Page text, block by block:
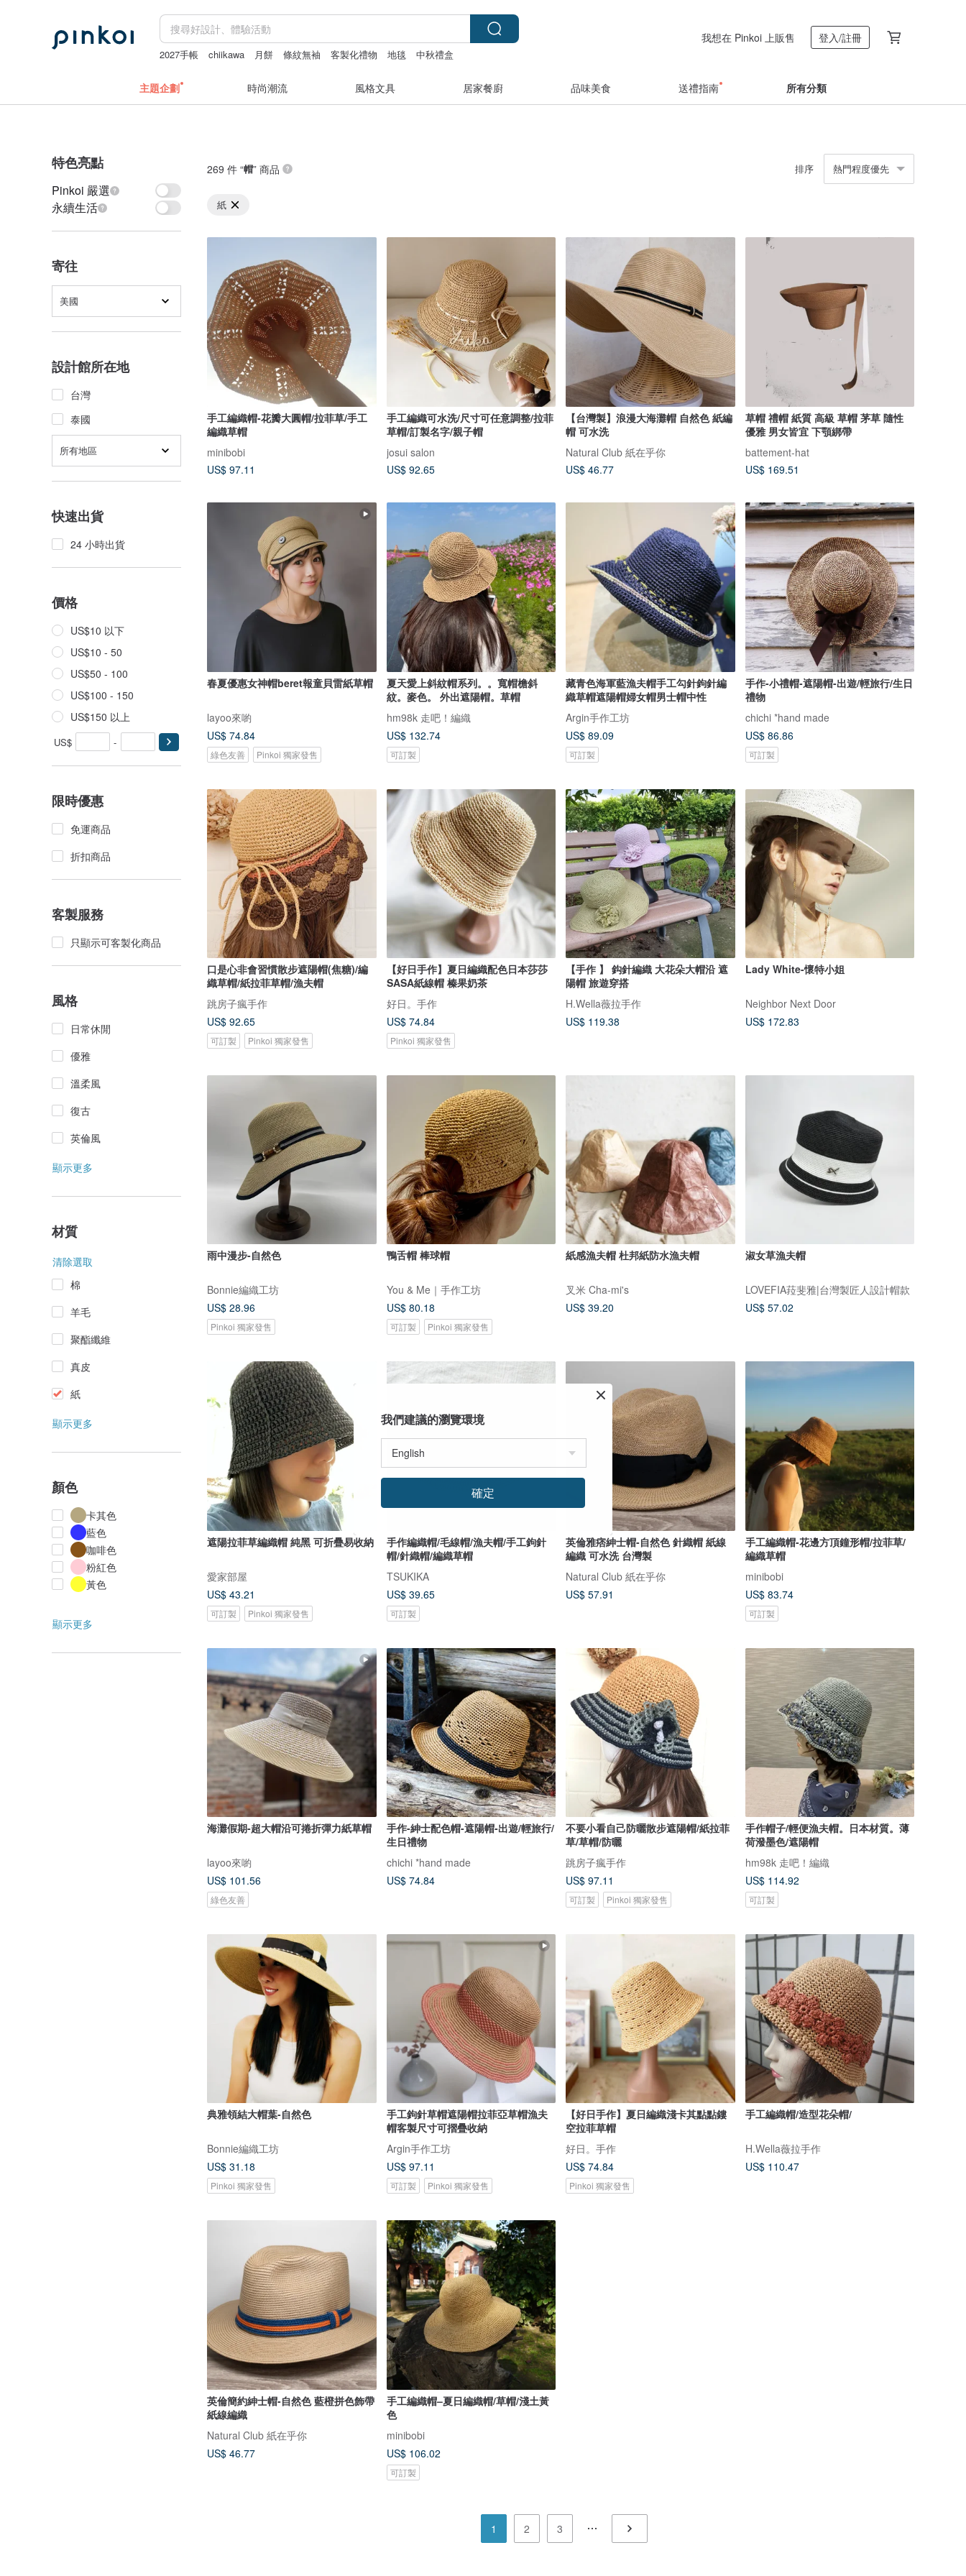
2027手帳 chiikawa 月餅 條紋無袖 客製化禮物 地毯
中秋禮盒
我想在 Pinkoi 上販售 登入/註冊
主題企劃 時尚潮流 風格文具 居家餐廚 品味美食 送禮指南 所有分類
特色亮點
Pinkoi 嚴選
永續生活
寄往
美國
設計館所在地
台灣
泰國
所有地區
快速出貨
24 小時出貨
價格
US$10 以下
US$10 - 50
US$50 - 100
US$100 - 150
US$150 以上
US$ -
限時優惠
免運商品
折扣商品
客製服務
只顯示可客製化商品
風格
日常休閒
優雅
溫柔風
復古
英倫風
顯示更多
材質
清除選取
棉
羊毛
聚酯纖維
真皮
紙
顯示更多
顏色
卡其色
藍色
咖啡色
粉紅色
黃色
顯示更多
269 件 “帽” 商品 排序 熱門程度優先
紙
手工編織帽-花瓣大圓帽/拉菲草/手工
編織草帽
minibobi
US$ 97.11
手工編織可水洗/尺寸可任意調整/拉菲
草帽/訂製名字/親子帽
josui salon
US$ 92.65
【台灣製】浪漫大海灘帽 自然色 紙編
帽 可水洗
Natural Club 紙在乎你
US$ 46.77
草帽 禮帽 紙質 高級 草帽 茅草 隨性
優雅 男女皆宜 下顎綁帶
battement-hat
US$ 169.51
春夏優惠女神帽beret報童貝雷紙草帽
layoo來喲
US$ 74.84
綠色友善 Pinkoi 獨家發售
夏天愛上斜紋帽系列。。寬帽檐斜
紋。麥色。 外出遮陽帽。草帽
hm98k 走吧！編織
US$ 132.74
可訂製
藏青色海軍藍漁夫帽手工勾針鉤針編
織草帽遮陽帽婦女帽男士帽中性
Argin手作工坊
US$ 89.09
可訂製
手作-小禮帽-遮陽帽-出遊/輕旅行/生日
禮物
chichi *hand made
US$ 86.86
可訂製
口是心非會習慣散步遮陽帽(焦糖)/編
織草帽/紙拉菲草帽/漁夫帽
跳房子瘋手作
US$ 92.65
可訂製 Pinkoi 獨家發售
【好日手作】夏日編織配色日本莎莎
SASA紙線帽 榛果奶茶
好日。手作
US$ 74.84
Pinkoi 獨家發售
【手作 】 鈎針編織 大花朵大帽沿 遮
陽帽 旅遊穿搭
H.Wella薇拉手作
US$ 119.38
Lady White-懷特小姐
Neighbor Next Door
US$ 172.83
雨中漫步-自然色
Bonnie編織工坊
US$ 28.96
Pinkoi 獨家發售
鴨舌帽 棒球帽
You & Me｜手作工坊
US$ 80.18
可訂製 Pinkoi 獨家發售
紙感漁夫帽 杜邦紙防水漁夫帽
叉米 Cha-mi's
US$ 39.20
淑女草漁夫帽
LOVEFIA菈斐雅|台灣製匠人設計帽款
US$ 57.02
遮陽拉菲草編織帽 純黑 可折疊易收納
愛家部屋
US$ 43.21
可訂製 Pinkoi 獨家發售
手作編織帽/毛線帽/漁夫帽/手工鉤針
帽/針織帽/編織草帽
TSUKIKA
US$ 39.65
可訂製
英倫雅痞紳士帽-自然色 針織帽 紙線
編織 可水洗 台灣製
Natural Club 紙在乎你
US$ 57.91
手工編織帽-花邊方頂鐘形帽/拉菲草/
編織草帽
minibobi
US$ 83.74
可訂製
海灘假期-超大帽沿可捲折彈力紙草帽
layoo來喲
US$ 101.56
綠色友善
手作-紳士配色帽-遮陽帽-出遊/輕旅行/
生日禮物
chichi *hand made
US$ 74.84
不要小看自己防曬散步遮陽帽/紙拉菲
草/草帽/防曬
跳房子瘋手作
US$ 97.11
可訂製 Pinkoi 獨家發售
手作帽子/輕便漁夫帽。日本材質。薄
荷潑墨色/遮陽帽
hm98k 走吧！編織
US$ 114.92
可訂製
典雅領結大帽葉-自然色
Bonnie編織工坊
US$ 31.18
Pinkoi 獨家發售
手工鉤針草帽遮陽帽拉菲亞草帽漁夫
帽客製尺寸可摺疊收納
Argin手作工坊
US$ 97.11
可訂製 Pinkoi 獨家發售
【好日手作】夏日編織淺卡其點點鏤
空拉菲草帽
好日。手作
US$ 74.84
Pinkoi 獨家發售
手工編織帽/造型花朵帽/
H.Wella薇拉手作
US$ 110.47
英倫簡約紳士帽-自然色 藍橙拼色飾帶
紙線編織
Natural Club 紙在乎你
US$ 46.77
手工編織帽–夏日編織帽/草帽/淺土黃
色
minibobi
US$ 106.02
可訂製
1 2 3
我們建議的瀏覽環境
確定